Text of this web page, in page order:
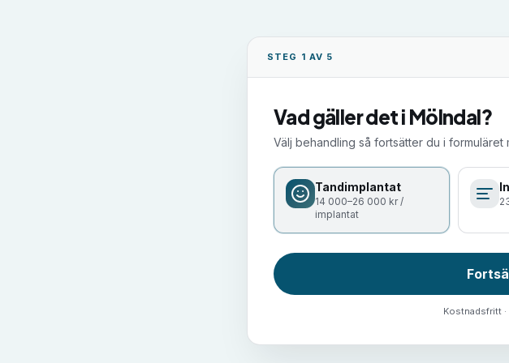
STEG 1 AV 5
Vad gäller det i Mölndal?
Välj behandling så fortsätter du i formuläret
Tandimplantat
14 000–26 000 kr /
implantat
Kostnadsfritt ·